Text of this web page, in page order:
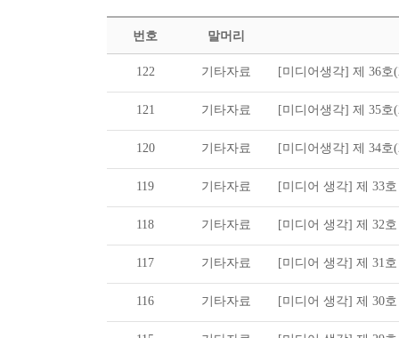
번호 말머리
122 기타자료 [미디어생각] 제 36호
121 기타자료 [미디어생각] 제 35호
120 기타자료 [미디어생각] 제 34호
119 기타자료 [미디어 생각] 제 33호
118 기타자료 [미디어 생각] 제 32호
117 기타자료 [미디어 생각] 제 31호
116 기타자료 [미디어 생각] 제 30호